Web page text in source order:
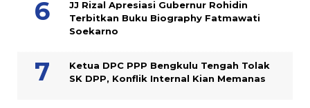
JJ Rizal Apresiasi Gubernur Rohidin
Terbitkan Buku Biography Fatmawati
Soekarno
Ketua DPC PPP Bengkulu Tengah Tolak
SK DPP, Konflik Internal Kian Memanas